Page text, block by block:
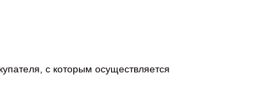
с которым осуществляется